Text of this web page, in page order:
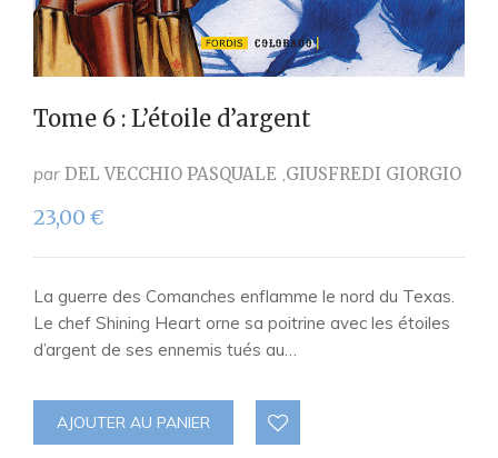
Tome 6 : L’étoile d’argent
par DEL VECCHIO PASQUALE GIUSFREDI GIORGIO
23,00 €
La guerre des Comanches enflamme le nord du Texas.
Le chef Shining Heart orne sa poitrine avec les étoiles
d’argent de ses ennemis tués au…
AJOUTER AU PANIER